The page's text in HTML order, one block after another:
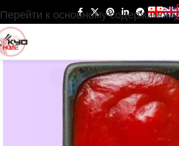
Перейти к основному содержимому